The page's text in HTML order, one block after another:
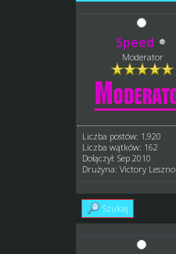
Speed
Moderator
Liczba postów: 1,920
Liczba wątków: 162
Dołączył: Sep 2010
Drużyna: Victory Leszno
Szukaj